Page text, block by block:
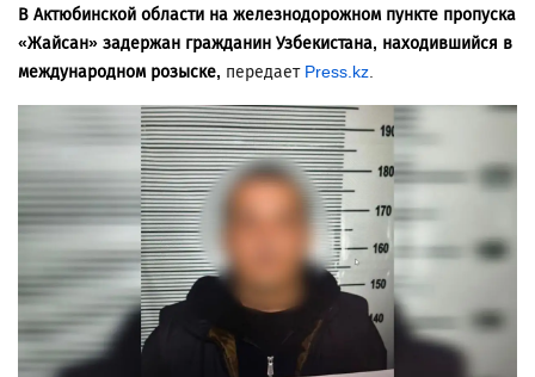
В Актюбинской области на железнодорожном пункте пропуска
«Жайсан» задержан гражданин Узбекистана, находившийся в
международном розыске, передает Press.kz.